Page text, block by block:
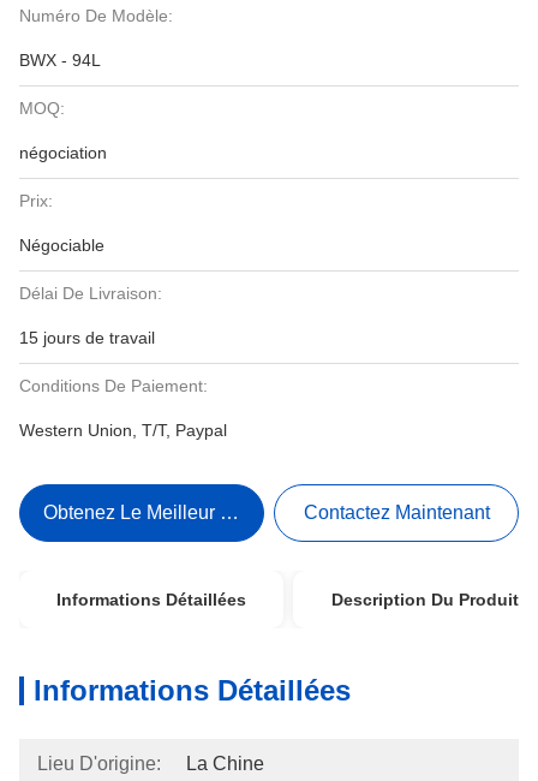
Numéro De Modèle:
BWX - 94L
MOQ:
négociation
Prix:
Négociable
Délai De Livraison:
15 jours de travail
Conditions De Paiement:
Western Union, T/T, Paypal
Obtenez Le Meilleur Prix Contactez Maintenant
Informations Détaillées Description Du Produit
Informations Détaillées
Lieu D'origine: La Chine